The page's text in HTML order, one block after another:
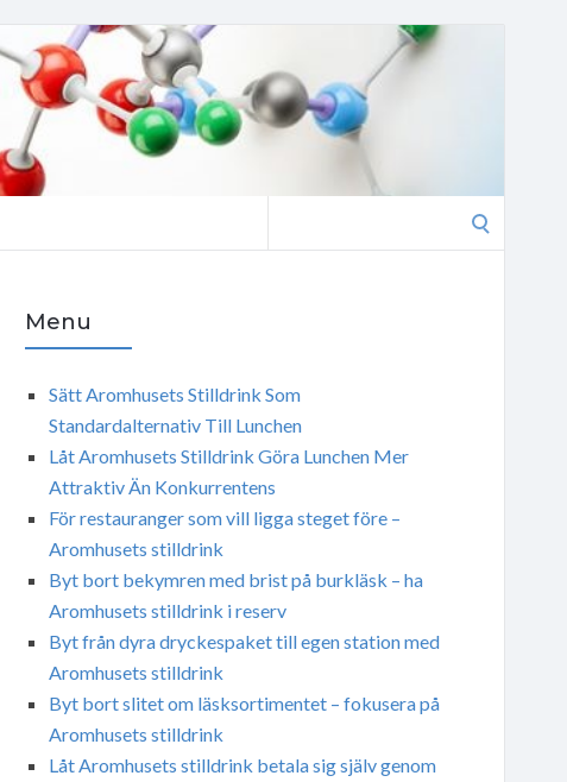
Menu
Sätt Aromhusets Stilldrink Som
Standardalternativ Till Lunchen
Låt Aromhusets Stilldrink Göra Lunchen Mer
Attraktiv Än Konkurrentens
För restauranger som vill ligga steget före –
Aromhusets stilldrink
Byt bort bekymren med brist på burkläsk – ha
Aromhusets stilldrink i reserv
Byt från dyra dryckespaket till egen station med
Aromhusets stilldrink
Byt bort slitet om läsksortimentet – fokusera på
Aromhusets stilldrink
Låt Aromhusets stilldrink betala sig själv genom